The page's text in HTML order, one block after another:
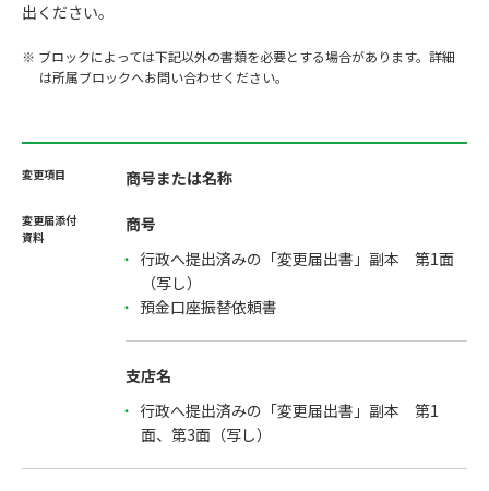
出ください。
※ ブロックによっては下記以外の書類を必要とする場合があります。詳細
は所属ブロックへお問い合わせください。
商号または名称
商号
行政へ提出済みの「変更届出書」副本 第1面
（写し）
預金口座振替依頼書
支店名
行政へ提出済みの「変更届出書」副本 第1
面、第3面（写し）